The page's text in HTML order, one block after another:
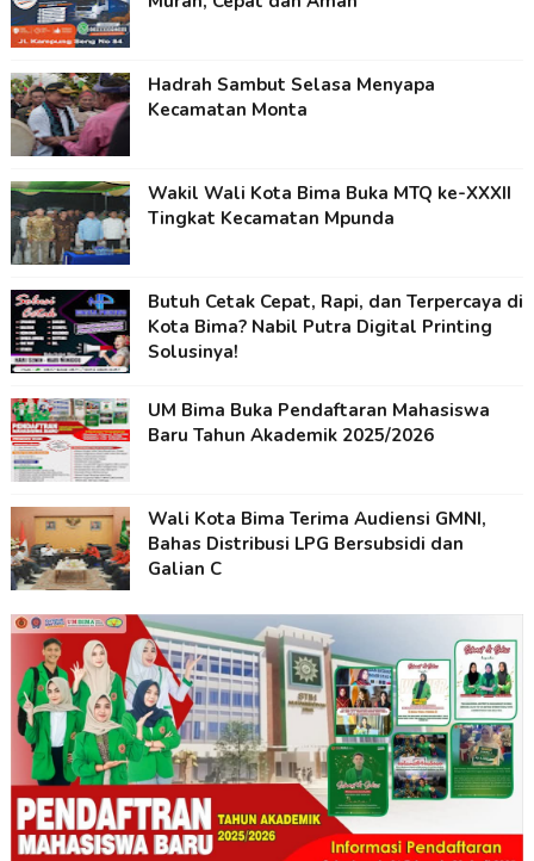
Hadrah Sambut Selasa Menyapa
Kecamatan Monta
Wakil Wali Kota Bima Buka MTQ ke-XXXII
Tingkat Kecamatan Mpunda
Butuh Cetak Cepat, Rapi, dan Terpercaya di
Kota Bima? Nabil Putra Digital Printing
Solusinya!
UM Bima Buka Pendaftaran Mahasiswa
Baru Tahun Akademik 2025/2026
Wali Kota Bima Terima Audiensi GMNI,
Bahas Distribusi LPG Bersubsidi dan
Galian C